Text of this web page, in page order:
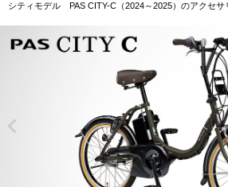
シティモデル PAS CITY-C（2024～2025）のアクセサ